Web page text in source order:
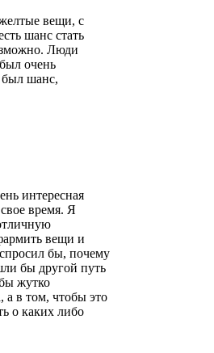
вещи, с
шанс стать
Люди
очень
был шанс,
интересная
время. Я
вещи и
бы, почему
бы другой путь
жутко
а в том, чтобы это
о каких либо